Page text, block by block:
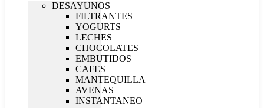
DESAYUNOS
FILTRANTES
YOGURTS
LECHES
CHOCOLATES
EMBUTIDOS
CAFES
MANTEQUILLA
AVENAS
INSTANTANEO